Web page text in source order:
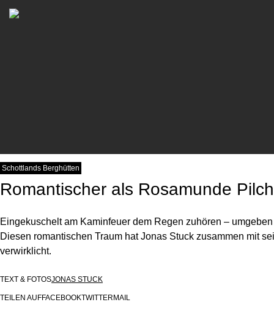
Schottlands Berghütten
Romantischer als Rosamunde
Eingekuschelt am Kaminfeuer dem Regen zuhören –
Diesen romantischen Traum hat Jonas Stuck zusammen mit
verwirklicht.
TEXT & FOTOSJONAS STUCK
TEILEN AUFFACEBOOKTWITTER MAIL